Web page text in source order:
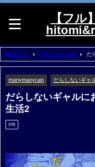
【フル
ホーム manymanyrain
だ
活2
manymanyrain だらしないギャ
だらしないギャルに
生活2
PR